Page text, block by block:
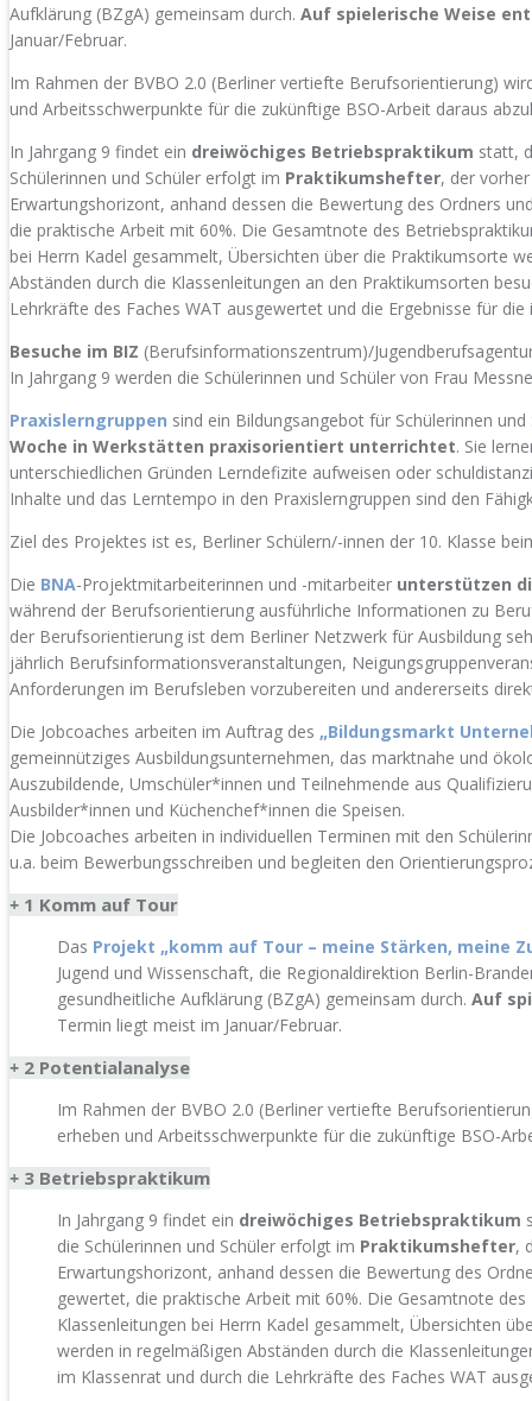
Aufklärung (BZgA) gemeinsam durch. Auf spielerische Weise
Januar/Februar.
Im Rahmen der BVBO 2.0 (Berliner vertiefte Berufsorientierung)
und Arbeitsschwerpunkte für die zukünftige BSO-Arbeit daraus
In Jahrgang 9 findet ein dreiwöchiges Betriebspraktikum statt,
Schülerinnen und Schüler erfolgt im Praktikumshefter, der
Erwartungshorizont, anhand dessen die Bewertung des Ordners
die praktische Arbeit mit 60%. Die Gesamtnote des
bei Herrn Kadel gesammelt, Übersichten über die Praktikumsorte
Abständen durch die Klassenleitungen an den Praktikumsorten
Lehrkräfte des Faches WAT ausgewertet und die Ergebnisse für
Besuche im BIZ (Berufsinformationszentrum)/
In Jahrgang 9 werden die Schülerinnen und Schüler von Frau
Praxislerngruppen sind ein Bildungsangebot für Schülerinnen
Woche in Werkstätten praxisorientiert unterrichtet. Sie
unterschiedlichen Gründen Lerndefizite aufweisen oder
Inhalte und das Lerntempo in den Praxislerngruppen sind den
Ziel des Projektes ist es, Berliner Schülern/-innen der 10. Klasse
Die BNA-Projektmitarbeiterinnen und -mitarbeiter unterstützen
während der Berufsorientierung ausführliche Informationen zu
der Berufsorientierung ist dem Berliner Netzwerk für Ausbildung
jährlich Berufsinformationsveranstaltungen,
Anforderungen im Berufsleben vorzubereiten und andererseits
Die Jobcoaches arbeiten im Auftrag des „Bildungsmarkt
gemeinnütziges Ausbildungsunternehmen, das marktnahe und
Auszubildende, Umschüler*innen und Teilnehmende aus
Ausbilder*innen und Küchenchef*innen die Speisen.
Die Jobcoaches arbeiten in individuellen Terminen mit den
u.a. beim Bewerbungsschreiben und begleiten den
+ 1 Komm auf Tour
Das Projekt „komm auf Tour – meine Stärken, meine
Jugend und Wissenschaft, die Regionaldirektion Berlin-
gesundheitliche Aufklärung (BZgA) gemeinsam durch. Auf
Termin liegt meist im Januar/Februar.
+ 2 Potentialanalyse
Im Rahmen der BVBO 2.0 (Berliner vertiefte
erheben und Arbeitsschwerpunkte für die zukünftige BSO-
+ 3 Betriebspraktikum
In Jahrgang 9 findet ein dreiwöchiges Betriebspraktikum
die Schülerinnen und Schüler erfolgt im Praktikumshefter,
Erwartungshorizont, anhand dessen die Bewertung des
gewertet, die praktische Arbeit mit 60%. Die Gesamtnote
Klassenleitungen bei Herrn Kadel gesammelt, Übersichten
werden in regelmäßigen Abständen durch die
im Klassenrat und durch die Lehrkräfte des Faches WAT